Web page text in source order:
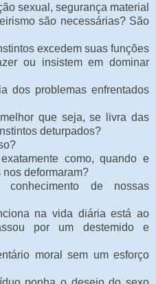
sexual, segurança material
são necessárias? São
excedem suas funções
ou insistem em dominar
dos problemas enfrentados
que seja, se livra das
deturpados?
como, quando e
deformaram?
de nossas
na vida diária está ao
por um destemido e
moral sem um esforço